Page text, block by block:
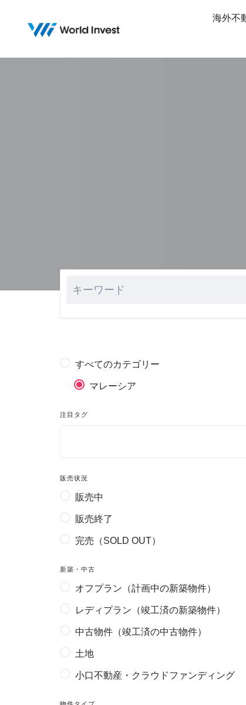
海外不
すべてのカテゴリー
マレーシア
注目タグ
販売状況
販売中
販売終了
完売（SOLD OUT）
新築・中古
オフプラン（計画中の新築物件）
レディプラン（竣工済の新築物件）
中古物件（竣工済の中古物件）
土地
小口不動産・クラウドファンディング